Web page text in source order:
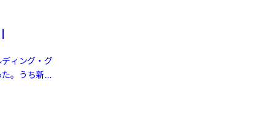
ィング・グ
。うち新エ